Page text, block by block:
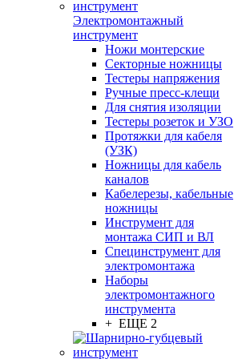
Электромонтажный
инструмент
Ножи монтерские
Секторные ножницы
Тестеры напряжения
Ручные пресс-клещи
Для снятия изоляции
Тестеры розеток и УЗО
Протяжки для кабеля
(УЗК)
Ножницы для кабель
каналов
Кабелерезы, кабельные
ножницы
Инструмент для
монтажа СИП и ВЛ
Специнструмент для
электромонтажа
Наборы
электромонтажного
инструмента
+ ЕЩЕ 2